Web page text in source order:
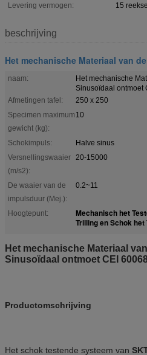
Levering vermogen:
15
beschrijving
Het mechanische Materiaal van
naam:
Het mechanische
Sinusoïdaal ontmoet
Afmetingen tafel:
250 x 250
Specimen maximum
gewicht (kg):
10
Schokimpuls:
Halve sinus
Versnellingswaaier
(m/s2):
20-15000
De waaier van de
impulsduur (Mej.):
0.2~11
Hoogtepunt: Mechanisch het
Trilling en Schok het
Het mechanische Materiaal
Sinusoïdaal ontmoet CEI
Productomschrijving
Het schok testende systeem van